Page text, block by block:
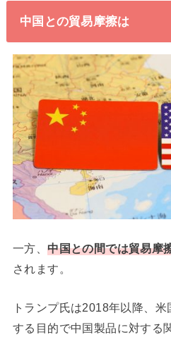
中国との貿易摩擦は
一方、中国との間では貿易摩
されます。
トランプ氏は2018年以降、
する目的で中国製品に対する